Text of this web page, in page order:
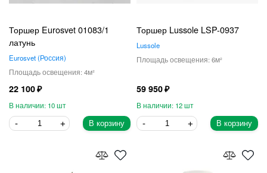
Торшер Eurosvet 01083/1
латунь
Eurosvet Россия
4
22 100
10
В корзину
Торшер Lussole LSP-0937
Lussole
6
59 950
12
В корзину